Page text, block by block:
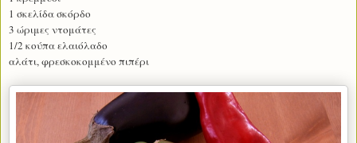
1 σκελίδα σκόρδο
3 ώριμες ντομάτες
1/2 κούπα ελαιόλαδο
αλάτι, φρεσκοκομμένο πιπέρι